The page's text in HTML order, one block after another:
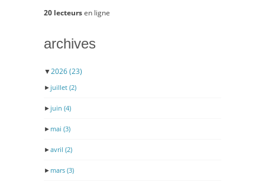
20 lecteursen ligne
archives
▼2026(23)
► juillet (2)
► juin (4)
► mai (3)
►avril (2)
► mars (3)